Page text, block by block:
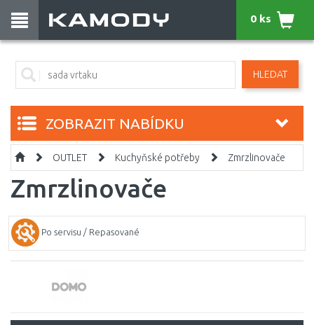
HLEDAT
0 ks
ZOBRAZIT NABÍDKU
OUTLET Kuchyňské potřeby Zmrzlinovače
Zmrzlinovače
Po servisu / Repasované